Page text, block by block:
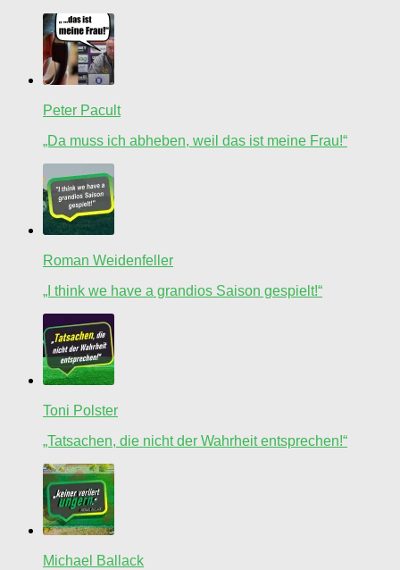
Peter Pacult
„Da muss ich abheben, weil das ist meine Frau!“
Roman Weidenfeller
„I think we have a grandios Saison gespielt!“
Toni Polster
„Tatsachen, die nicht der Wahrheit entsprechen!“
Michael Ballack